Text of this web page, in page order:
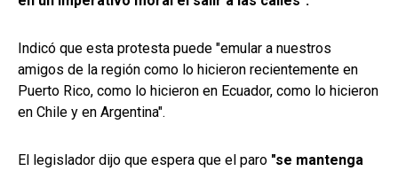
Indicó que esta protesta puede "emular a nuestros
amigos de la región como lo hicieron recientemente en
Puerto Rico, como lo hicieron en Ecuador, como lo hicieron
en Chile y en Argentina".
El legislador dijo que espera que el paro "se mantenga